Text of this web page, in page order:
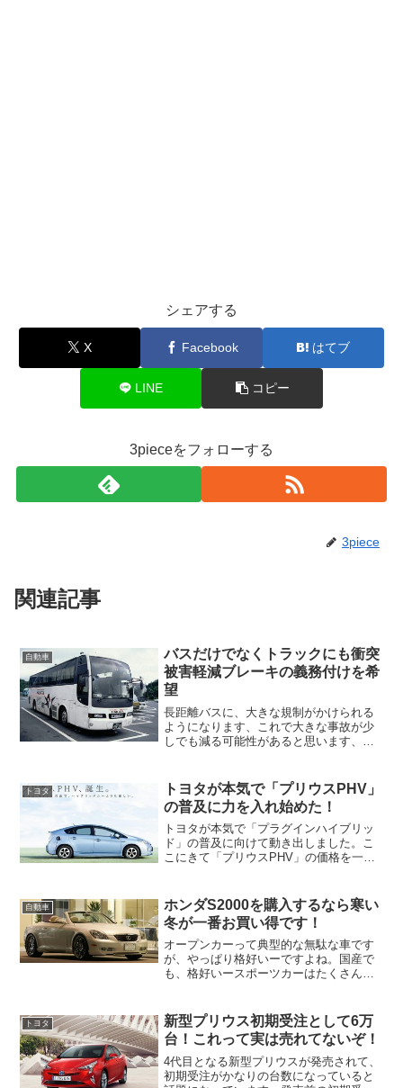
シェアする
X Facebook はてブ
LINE コピー
3pieceをフォローする
3piece
関連記事
自動車
バスだけでなくトラックにも衝突
被害軽減ブレーキの義務付けを希
望
長距離バスに、大きな規制がかけられる
ようになります、これで大きな事故が少
しでも減る可能性があると思います、
イサイトやダイハツのムーブで、市販車
には普通になりつつある、衝...
トヨタ
トヨタが本気で「プリウスPHV」
の普及に力を入れ始めた！
トヨタが本気で「プラグインハイブリッ
ド」の普及に向けて動き出しました。こ
こにきて「プリウスPHV」の価格を一気
した。プリウスは絶好調に売れています
が、「プリウスP...
自動車
ホンダS2000を購入するなら寒い
冬が一番お買い得です！
オープンカーって典型的な無駄な車です
が、やっぱり格好いーですよね。国産で
も、格好いースポーツカーはたくさんあ
他にもホンダS2000やマツダロードスタ
ー、日産フェア...
トヨタ
新型プリウス初期受注として6万
台！これって実は売れてないぞ！
4代目となる新型プリウスが発売されて、
初期受注がかなりの台数になっていると